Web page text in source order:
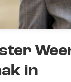
in